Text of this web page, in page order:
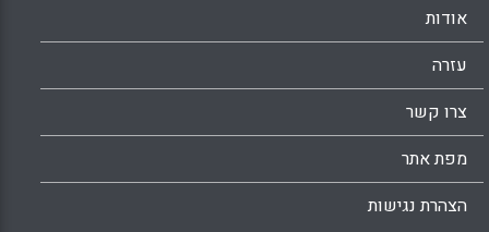
אודות
עזרה
צרו קשר
מפת אתר
הצהרת נגישות